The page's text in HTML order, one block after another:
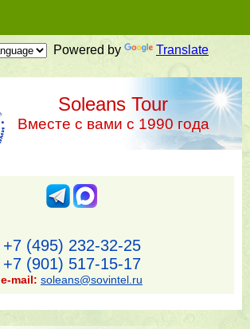
Powered by Translate
Soleans Tour
Вместе с вами с 1990 года
+7 (495) 232-32-25
+7 (901) 517-15-17
e-mail: soleans@sovintel.ru